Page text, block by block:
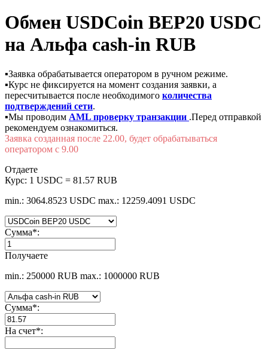
Обмен USDCoin BEP20 USDC
на Альфа cash-in RUB
▪️Заявка обрабатывается оператором в ручном режиме.
▪️Курс не фиксируется на момент создания заявки, а
пересчитывается после необходимого количества
подтверждений сети.
▪️Мы проводим AML проверку транзакции .Перед отправкой
рекомендуем ознакомиться.
Заявка созданная после 22.00, будет обрабатываться
оператором с 9.00
Отдаете
Курс: 1 USDC = 81.57 RUB
min.: 3064.8523 USDC max.: 12259.4091 USDC
Сумма*:
Получаете
min.: 250000 RUB max.: 1000000 RUB
Сумма*:
На счет*: